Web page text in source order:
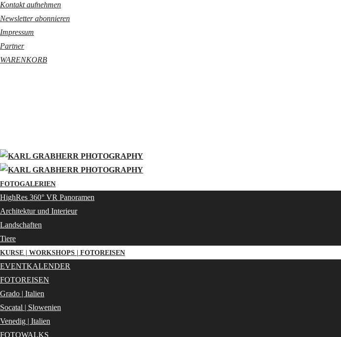
Kontakt aufnehmen
Newsletter abonnieren
Impressum
Partner
WARENKORB
FOTOGALERIEN
HighRes 360° VR Panoramen
Architektur und Interieur
Landschaften
Tiere
KURSE | WORKSHOPS | FOTOREISEN
EVENTKALENDER
FOTOREISEN
Grado | Italien
Socatal | Slowenien
Venedig | Italien
FOTOWALKS